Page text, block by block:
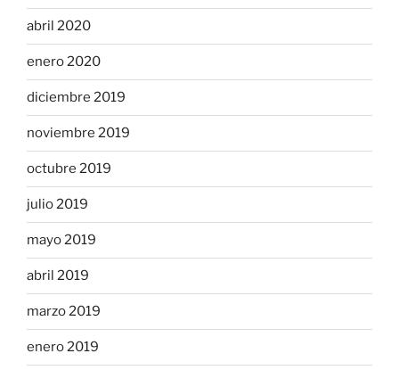
abril 2020
enero 2020
diciembre 2019
noviembre 2019
octubre 2019
julio 2019
mayo 2019
abril 2019
marzo 2019
enero 2019